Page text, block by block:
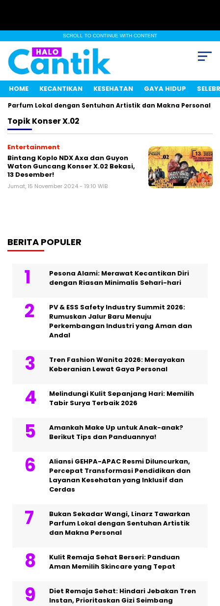
SCROLL TO CONTINUE WITH CONTENT
HOME KECANTIKAN KESEHATAN GAYA HIDUP
Parfum Lokal dengan Sentuhan Artistik dan Makna Personal
TopikKonser X.02
Entertainment
Bintang Koplo NDX Axa dan Guyon
Waton Guncang Konser X.02 Bekasi,
13 Desember!
Jumat, 15 November 2024 - 19:10 WIB
BERITA POPULER
Pesona Alami: Merawat Kecantikan Diri
dengan Riasan Minimalis Sehari-hari
PV & ESS Safety Industry Summit 2026:
Rumuskan Jalur Baru Menuju
Perkembangan Industri yang Aman dan
Andal
Tren Fashion Wanita 2026: Merayakan
Keberanian Lewat Gaya Personal
Melindungi Kulit Sepanjang Hari: Memilih
Tabir Surya Terbaik 2026
Amankah Make Up untuk Anak-anak?
Berikut Tips dan Panduannya!
Aliansi GEHPA-APAC Resmi Diluncurkan,
Percepat Transformasi Pendidikan dan
Layanan Kesehatan yang Inklusif dan
Cerdas
Bukan Sekadar Wangi, Linarz Tawarkan
Parfum Lokal dengan Sentuhan Artistik
dan Makna Personal
Kulit Remaja Sehat Berseri: Panduan
Aman Memilih Skincare yang Tepat
Diet Remaja Sehat: Hindari Jebakan Tren
Instan, Prioritaskan Gizi Seimbang